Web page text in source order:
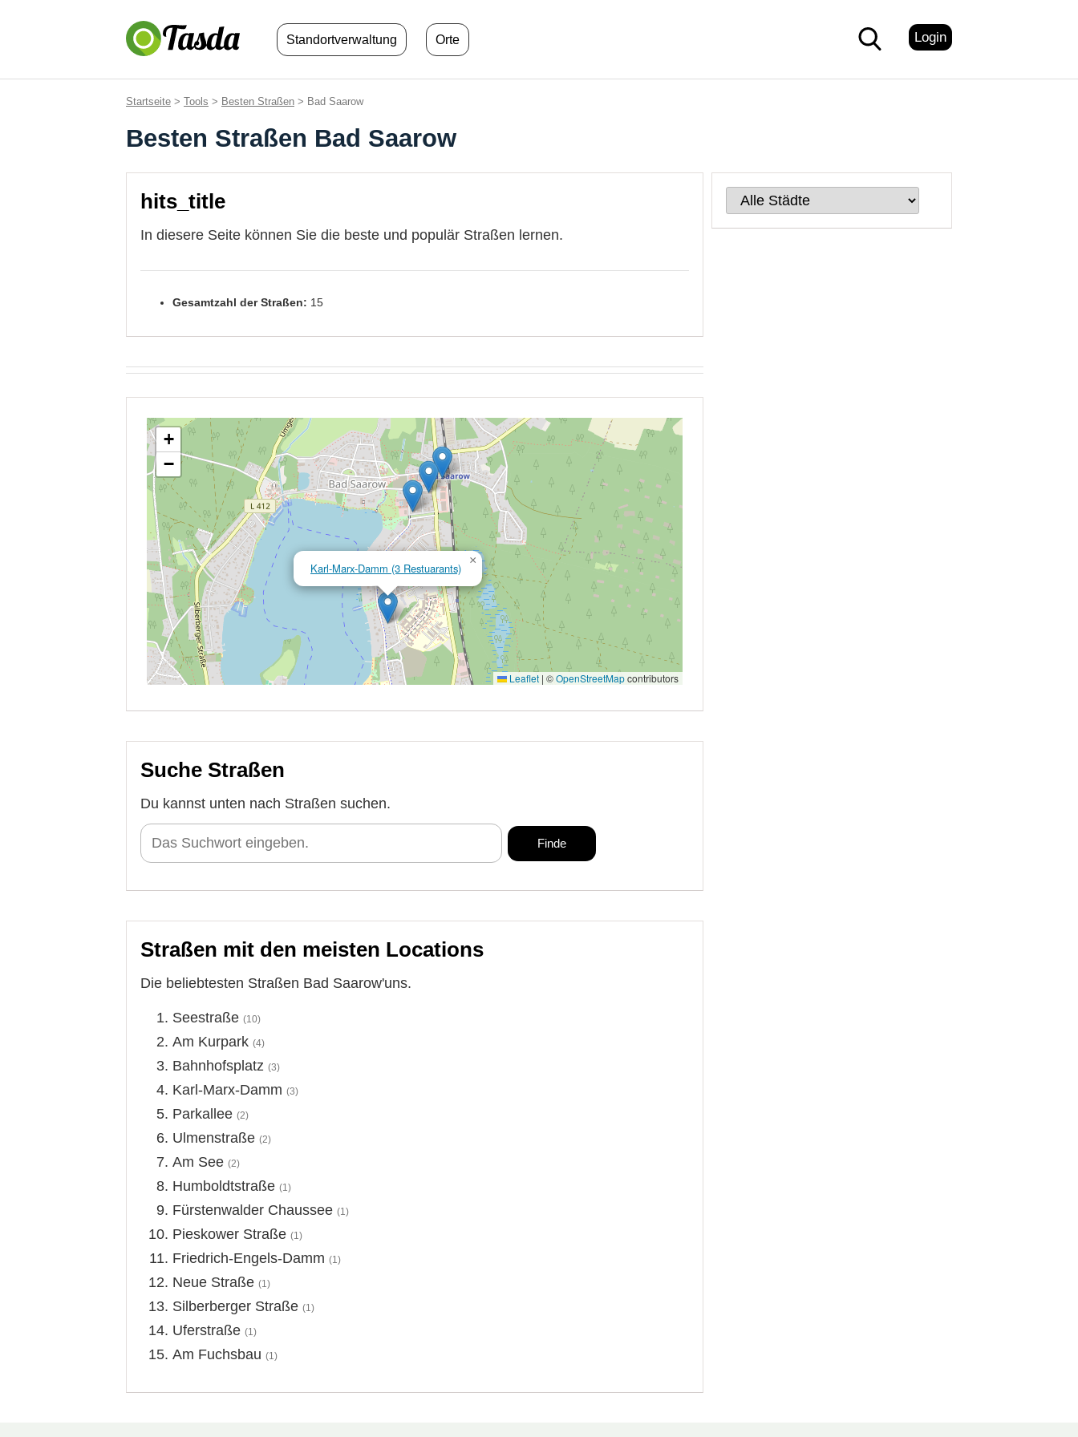
Login
Standortverwaltung Orte
Startseite > Tools > Besten Straßen > Bad Saarow
Besten Straßen Bad Saarow
hits_title
In diesere Seite können Sie die beste und populär Straßen lernen.
Gesamtzahl der Straßen: 15
Suche Straßen
Du kannst unten nach Straßen suchen.
Straßen mit den meisten Locations
Die beliebtesten Straßen Bad Saarow'uns.
Seestraße (10)
Am Kurpark (4)
Bahnhofsplatz (3)
Karl-Marx-Damm (3)
Parkallee (2)
Ulmenstraße (2)
Am See (2)
Humboldtstraße (1)
Fürstenwalder Chaussee (1)
Pieskower Straße (1)
Friedrich-Engels-Damm (1)
Neue Straße (1)
Silberberger Straße (1)
Uferstraße (1)
Am Fuchsbau (1)